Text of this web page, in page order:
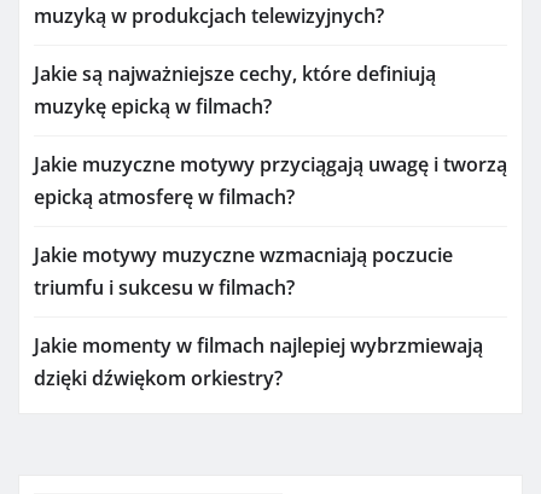
muzyką w produkcjach telewizyjnych?
Jakie są najważniejsze cechy, które definiują
muzykę epicką w filmach?
Jakie muzyczne motywy przyciągają uwagę i tworzą
epicką atmosferę w filmach?
Jakie motywy muzyczne wzmacniają poczucie
triumfu i sukcesu w filmach?
Jakie momenty w filmach najlepiej wybrzmiewają
dzięki dźwiękom orkiestry?